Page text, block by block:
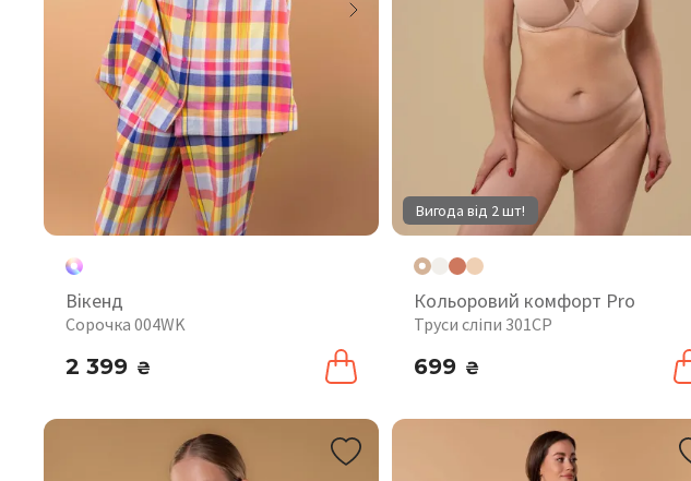
Вікенд
Сорочка 004WK
2 399 ₴
Вигода від 2 шт!
Кольоровий комфорт Pro
Труси сліпи 301CP
699 ₴